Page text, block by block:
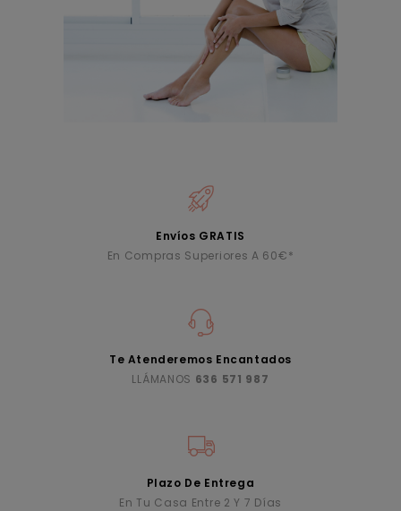
Envíos GRATIS
En Compras Superiores A 60€*
Te Atenderemos Encantados
LLÁMANOS 636 571 987
Plazo De Entrega
En Tu Casa Entre 2 Y 7 Días